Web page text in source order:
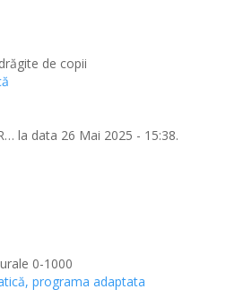
de copii
la data 26 Mai 2025 - 15:38.
0-1000
programa adaptata